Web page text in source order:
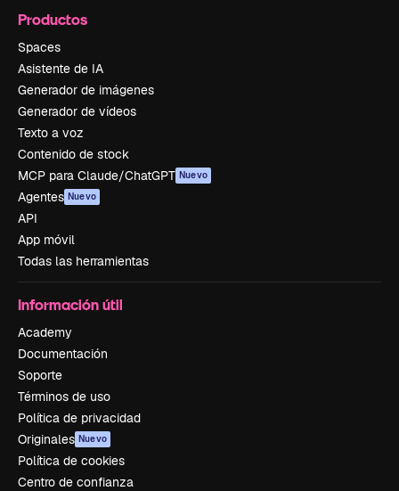
Productos
Spaces
Asistente de IA
Generador de imágenes
Generador de vídeos
Texto a voz
Contenido de stock
MCP para Claude/ChatGPT Nuevo
Agentes Nuevo
API
App móvil
Todas las herramientas
Información útil
Academy
Documentación
Soporte
Términos de uso
Política de privacidad
Originales Nuevo
Política de cookies
Centro de confianza